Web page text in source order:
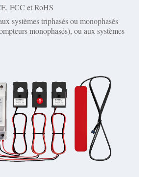
FCC et RoHS
systèmes triphasés ou monophasés
monophasés), ou aux systèmes